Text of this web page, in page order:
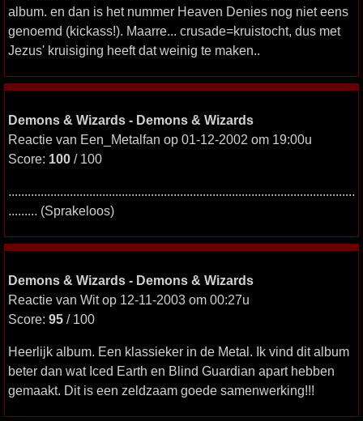
album. en dan is het nummer Heaven Denies nog niet eens
genoemd (kickass!). Maarre... crusade=kruistocht, dus met
Jezus' kruisiging heeft dat weinig te maken..
Demons & Wizards - Demons & Wizards
Reactie van Een_Metalfan op 01-12-2002 om 19:00u
Score: 100 / 100
...........................................................................................................
......... (Sprakeloos)
Demons & Wizards - Demons & Wizards
Reactie van Wit op 12-11-2003 om 00:27u
Score: 95 / 100
Heerlijk album. Een klassieker in de Metal. Ik vind dit album
beter dan wat Iced Earth en Blind Guardian apart hebben
gemaakt. Dit is een zeldzaam goede samenwerking!!!